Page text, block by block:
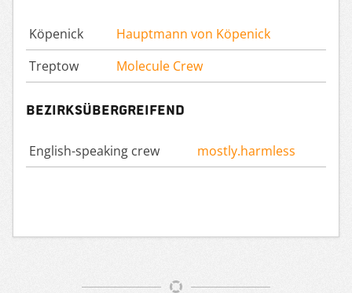
Köpenick
Hauptmann von Köpenick
Treptow
Molecule Crew
Bezirksübergreifend
English-speaking crew mostly.harmless